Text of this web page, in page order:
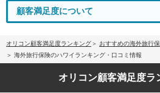
顧客満足度について
オリコン顧客満足度ランキング おすすめの海外旅行
海外旅行保険のハワイランキング・口コミ情報
オリコン顧客満足度ラ